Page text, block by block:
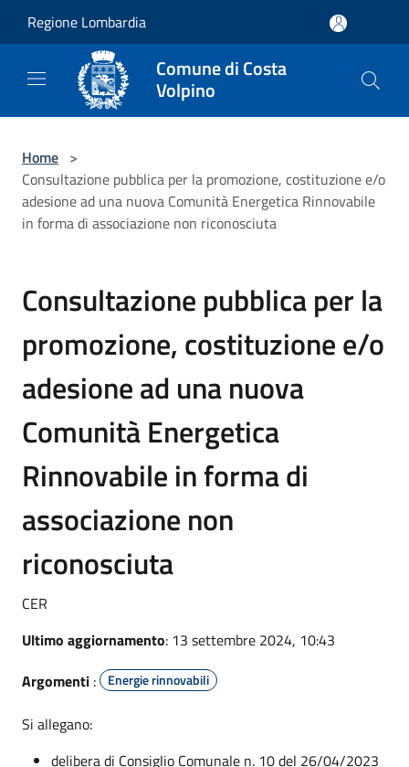
Regione Lombardia
Comune di Costa
Volpino
Home >
Consultazione pubblica per la promozione, costituzione e/o
adesione ad una nuova Comunità Energetica Rinnovabile
in forma di associazione non riconosciuta
Consultazione pubblica per la
promozione, costituzione e/o
adesione ad una nuova
Comunità Energetica
Rinnovabile in forma di
associazione non
riconosciuta
CER
Ultimo aggiornamento: 13 settembre 2024, 10:43
Argomenti : Energie rinnovabili
Si allegano:
delibera di Consiglio Comunale n. 10 del 26/04/2023